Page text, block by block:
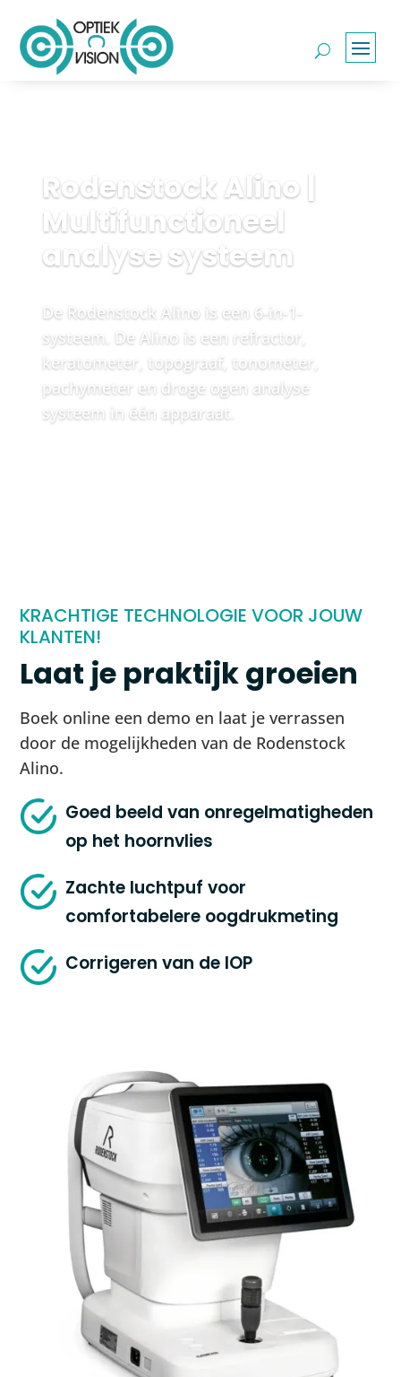
Rodenstock Alino |
Multifunctioneel
analyse systeem
De Rodenstock Alino is een 6-in-1-
systeem. De Alino is een refractor,
keratometer, topograaf, tonometer,
pachymeter en droge ogen analyse
systeem in één apparaat.
KRACHTIGE TECHNOLOGIE VOOR JOUW
KLANTEN!
Laat je praktijk groeien
Boek online een demo en laat je verrassen
door de mogelijkheden van de Rodenstock
Alino.
Goed beeld van onregelmatigheden
op het hoornvlies
Zachte luchtpuf voor
comfortabelere oogdrukmeting
Corrigeren van de IOP